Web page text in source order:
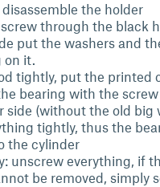
the holder
through the black
put the washers and
on it.
tightly, put the printed
bearing with the
side (without the old big
tightly, thus the
the cylinder
unscrew everything, if
be removed, simply